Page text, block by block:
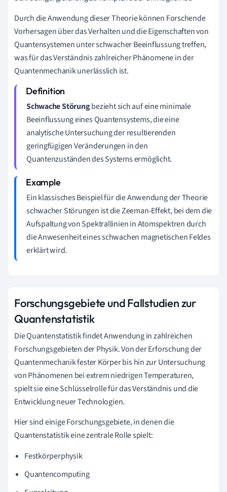
Durch die Anwendung dieser Theorie können Forschende
Vorhersagen über das Verhalten und die Eigenschaften von
Quantensystemen unter schwacher Beeinflussung treffen,
was für das Verständnis zahlreicher Phänomene in der
Quantenmechanik unerlässlich ist.
Schwache Störungbezieht sich auf eine minimale
Beeinflussung eines Quantensystems, die eine
analytische Untersuchung der resultierenden
geringfügigen Veränderungen in den
Quantenzuständen des Systems ermöglicht.
Ein klassisches Beispiel für die Anwendung der Theorie
schwacher Störungen ist die Zeeman-Effekt, bei dem die
Aufspaltung von Spektrallinien in Atomspektren durch
die Anwesenheit eines schwachen magnetischen Feldes
erklärt wird.
Forschungsgebiete und Fallstudien zur
Quantenstatistik
Die Quantenstatistik findet Anwendung in zahlreichen
Forschungsgebieten der Physik. Von der Erforschung der
Quantenmechanik fester Körper bis hin zur Untersuchung
von Phänomenen bei extrem niedrigen Temperaturen,
spielt sie eine Schlüsselrolle für das Verständnis und die
Entwicklung neuer Technologien.
Hier sind einige Forschungsgebiete, in denen die
Quantenstatistik eine zentrale Rolle spielt:
Festkörperphysik
Quantencomputing